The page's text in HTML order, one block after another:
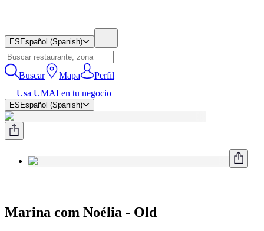
ES Español (Spanish)
Buscar Mapa
Perfil
Usa UMAI en tu negocio
ES Español (Spanish)
Marina com Noélia - Old